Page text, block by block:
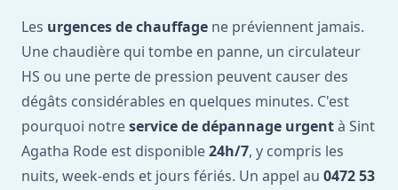
Les urgences de chauffage ne préviennent jamais.
Une chaudière qui tombe en panne, un circulateur
HS ou une perte de pression peuvent causer des
dégâts considérables en quelques minutes. C'est
pourquoi notreservice de dépannage urgentà Sint
Agatha Rode est disponible24h/7, y compris les
nuits, week-ends et jours fériés. Un appel au 0472 53